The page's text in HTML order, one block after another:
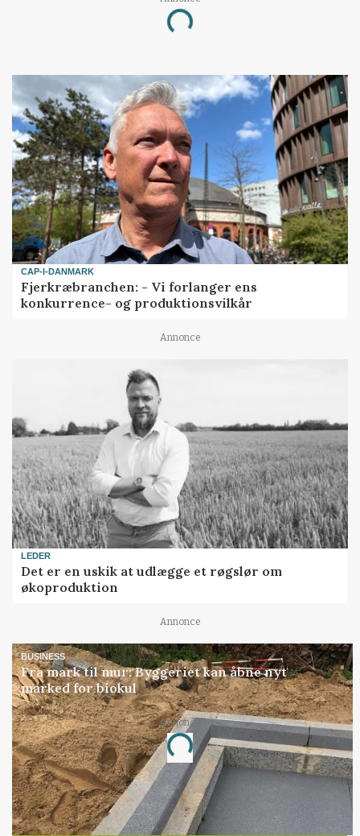
Loading...
CAP-I-DANMARK
Fjerkræbranchen: - Vi forlanger ens
konkurrence- og produktionsvilkår
Annonce
LEDER
Det er en uskik at udlægge et røgslør om
økoproduktion
Annonce
BUSINESS
Fra mark til mur: Byggeriet kan åbne nyt
marked for biokul
Annonce
Loading...
Jobs